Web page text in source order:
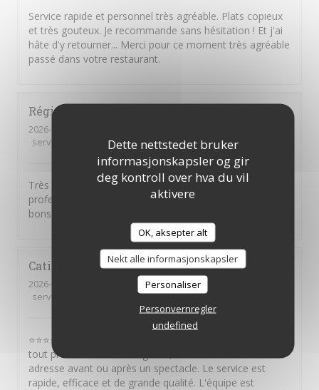
Dette nettstedet bruker
informasjonskapsler og gir
deg kontroll over hva du vil
aktivere
OK, aksepter alt
Nekt alle informasjonskapsler
Personaliser
Personvernregler
undefined
Service rapide et personnel très agréable. Plats copieux
et très gouteux. Je recommande sans hésitation ! Et j'ai
hâte d'y retourner... Merci pour ce moment très agréable
passé dans votre restaurant.
Régine
2026-08-05
service
ambience:5 /5 menu:5/5 quality_price
Très bon restaurant, le personnel est bienveillant et
professionnel. Merci encore pour cet accueil et pour les
bons plats.
Catina
2026-08-01
- 22:30 - guests 10
service
5/5 menu:5/5 quality_price
⭐⭐⭐⭐⭐ Je recommande vivement ce restaurant ! Situé
tout près du Théâtre Mogador, c'est une excellente
adresse avant ou après un spectacle. Le service est
rapide, efficace et de grande qualité. L'équipe est